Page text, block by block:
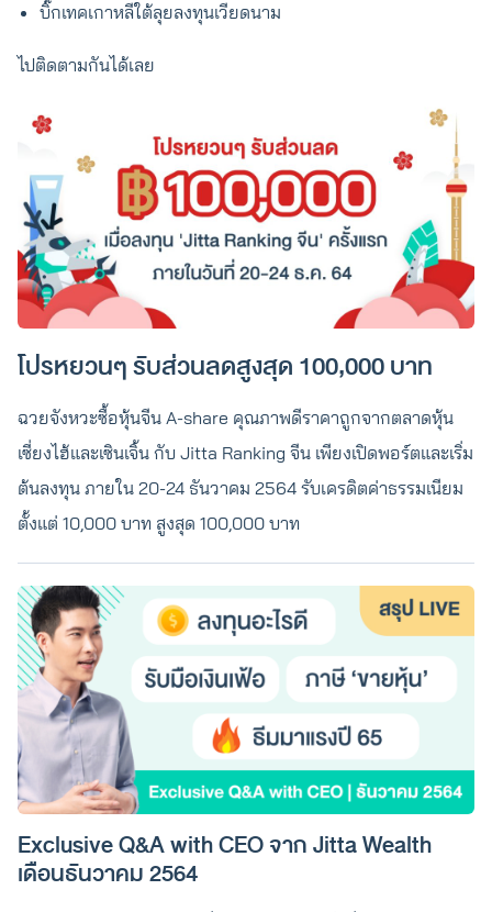
บิ๊กเทคเกาหลีใต้ลุยลงทุนเวียดนาม
ไปติดตามกันได้เลย
โปรหยวนๆ รับส่วนลดสูงสุด 100,000 บาท
ฉวยจังหวะซื้อหุ้นจีน A-share คุณภาพดีราคาถูกจากตลาดหุ้น
เซี่ยงไฮ้และเซินเจิ้น กับ Jitta Ranking จีน เพียงเปิดพอร์ตและเริ่ม
ต้นลงทุน ภายใน 20-24 ธันวาคม 2564 รับเครดิตค่าธรรมเนียม
ตั้งแต่ 10,000 บาท สูงสุด 100,000 บาท
Exclusive Q&A with CEO จาก Jitta Wealth
เดือนธันวาคม 2564